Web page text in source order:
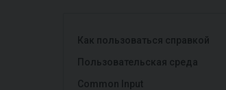
Как пользоваться справкой
Пользовательская среда
Common Input